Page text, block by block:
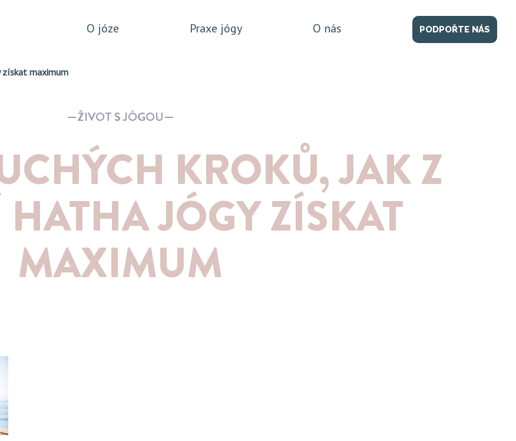
O józe Praxe jógy O nás PODPOŘTE NÁS
získat maximum
ŽIVOT S JÓGOU
KROKŮ, JAK Z
JÓGY ZÍSKAT
MAXIMUM